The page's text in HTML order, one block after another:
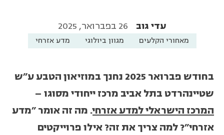
עדי גוב 26 בפברואר, 2025
מאחורי הקלעים מגוון ביולוגי מדע אזרחי
בחודש פברואר 2025 נחנך במוזיאון הטבע ע"ש
שטיינהרדט בתל אביב מרכז ייחודי מסוגו –
המרכז הישראלי למדע אזרחי. מה זה אומר "מדע
אזרחי"? למה צריך את זה? אילו פרוייקטים